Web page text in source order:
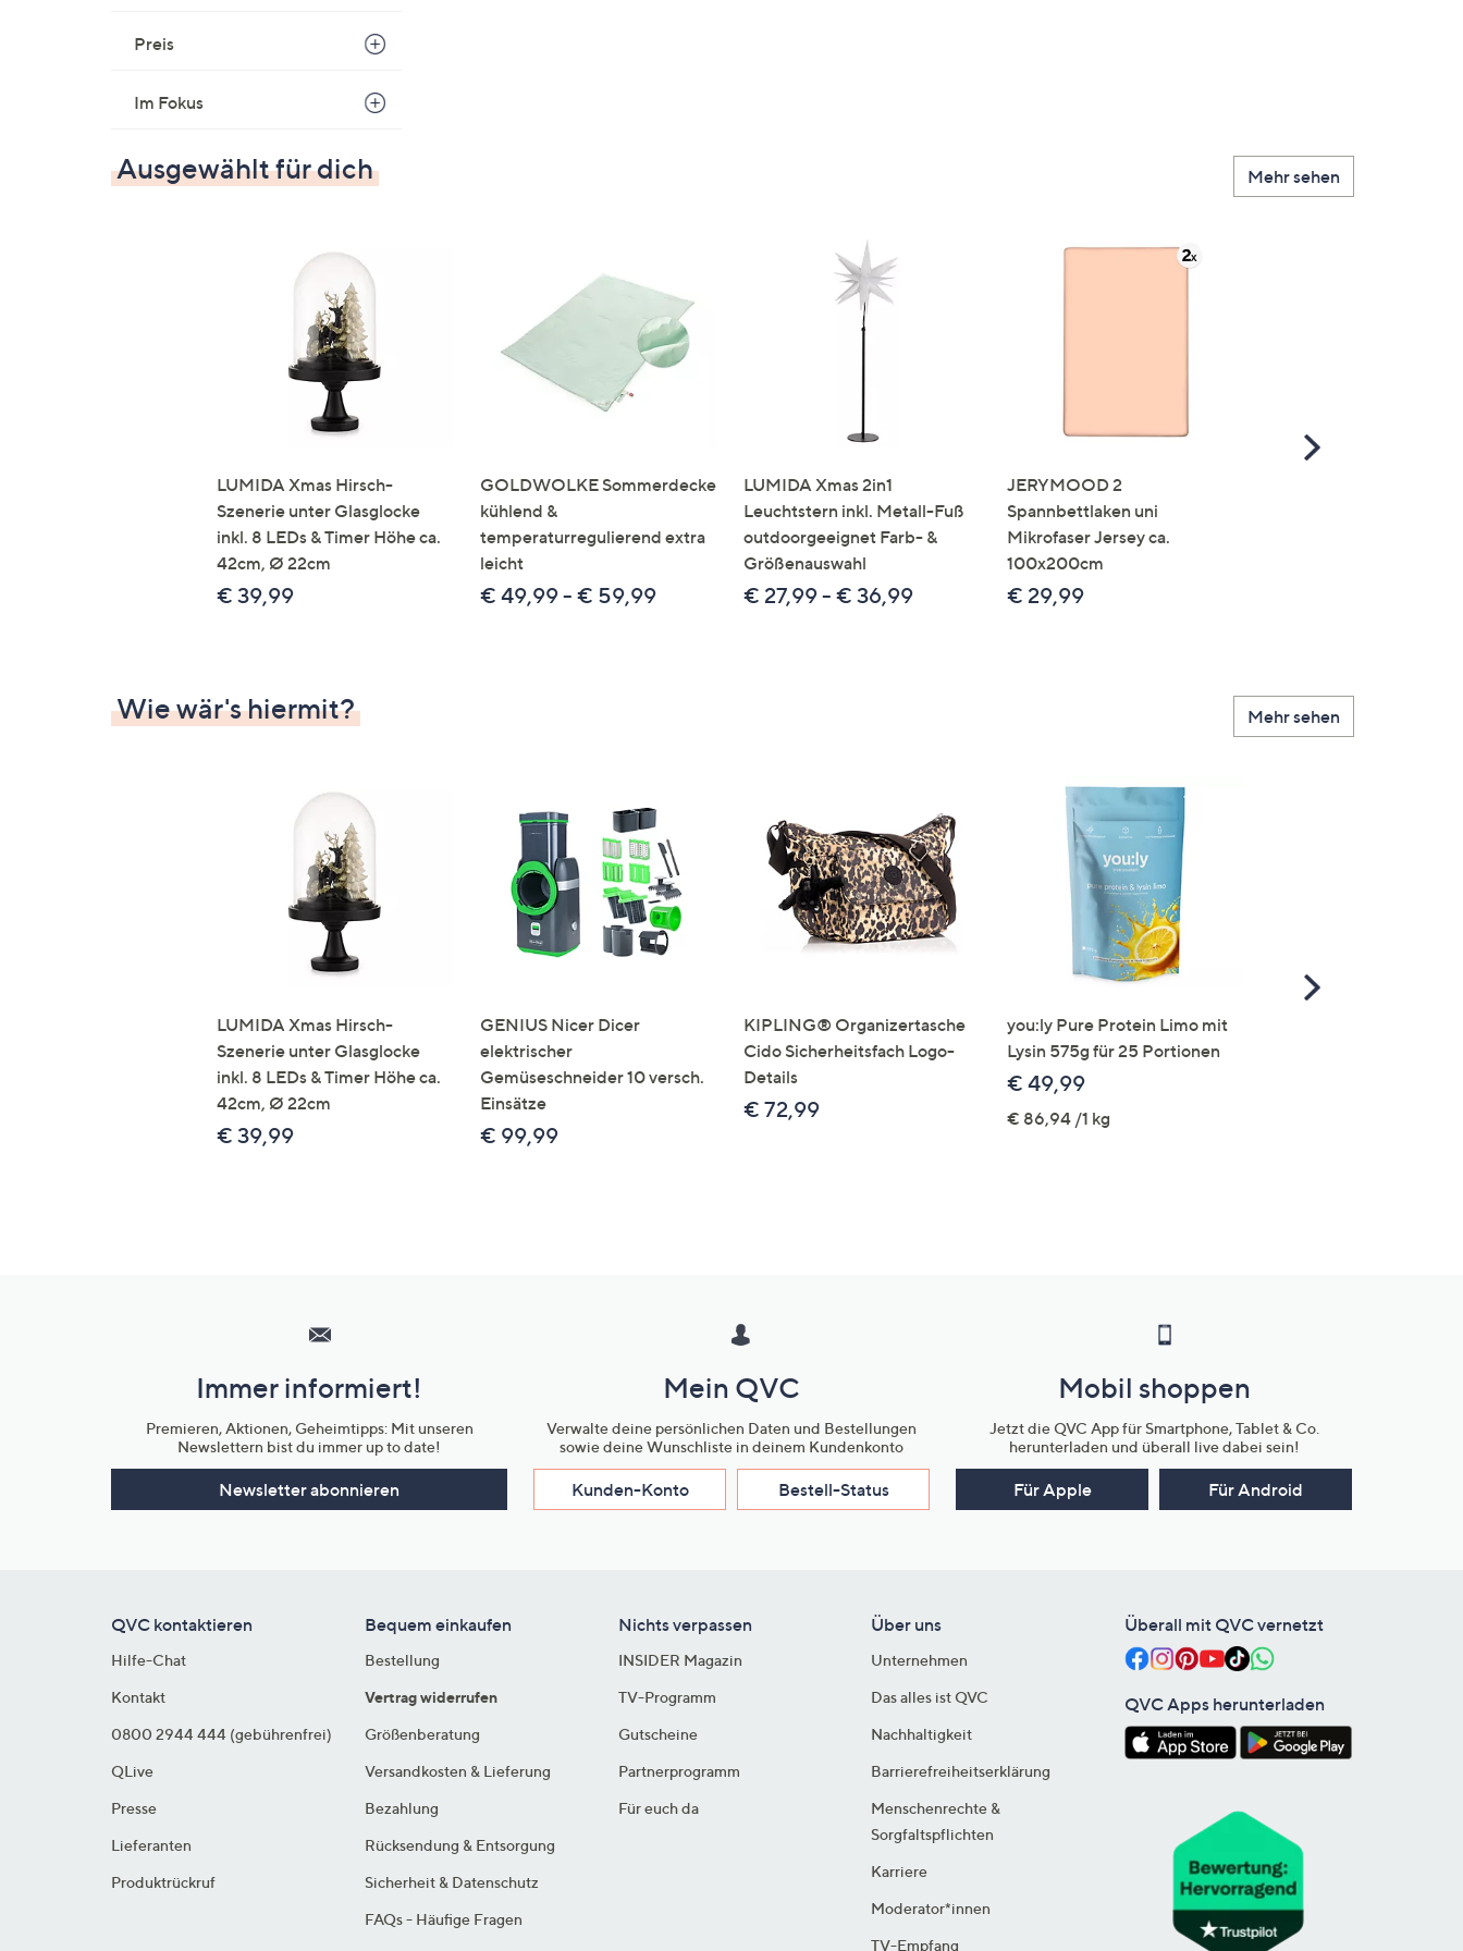
Preis
Im Fokus
Ausgewählt für dich Mehr sehen
LUMIDA Xmas Hirsch-
Szenerie unter Glasglocke
inkl. 8 LEDs & Timer Höhe ca.
42cm, Ø 22cm
€ 39,99
GOLDWOLKE Sommerdecke
kühlend &
temperaturregulierend extra
leicht
€ 49,99 - € 59,99
LUMIDA Xmas 2in1
Leuchtstern inkl. Metall-Fuß
outdoorgeeignet Farb- &
Größenauswahl
€ 27,99 - € 36,99
JERYMOOD 2
Spannbettlaken uni
Mikrofaser Jersey ca.
100x200cm
€ 29,99
Scroll
Wie wär's hiermit? Mehr sehen
LUMIDA Xmas Hirsch-
Szenerie unter Glasglocke
inkl. 8 LEDs & Timer Höhe ca.
42cm, Ø 22cm
€ 39,99
GENIUS Nicer Dicer
elektrischer
Gemüseschneider 10 versch.
Einsätze
€ 99,99
KIPLING® Organizertasche
Cido Sicherheitsfach Logo-
Details
€ 72,99
you:ly Pure Protein Limo mit
Lysin 575g für 25 Portionen
€ 49,99
€ 86,94 /1 kg
Scroll
Unternehmensinformationen
Immer informiert!
Premieren, Aktionen, Geheimtipps: Mit unseren
Newslettern bist du immer up to date!
Newsletter abonnieren
Mein QVC
Verwalte deine persönlichen Daten und Bestellungen
sowie deine Wunschliste in deinem Kundenkonto
Kunden-Konto Bestell-Status
Mobil shoppen
Jetzt die QVC App für Smartphone, Tablet & Co.
herunterladen und überall live dabei sein!
Für Apple Für Android
QVC kontaktieren
Hilfe-Chat
Kontakt
0800 2944 444 (gebührenfrei)
QLive
Presse
Lieferanten
Produktrückruf
Bequem einkaufen
Bestellung
Vertrag widerrufen
Größenberatung
Versandkosten & Lieferung
Bezahlung
Rücksendung & Entsorgung
Sicherheit & Datenschutz
FAQs - Häufige Fragen
Nichts verpassen
INSIDER Magazin
TV-Programm
Gutscheine
Partnerprogramm
Für euch da
Über uns
Unternehmen
Das alles ist QVC
Nachhaltigkeit
Barrierefreiheitserklärung
Menschenrechte &
Sorgfaltspflichten
Karriere
Moderator*innen
TV-Empfang
Überall mit QVC vernetzt
QVC Apps herunterladen